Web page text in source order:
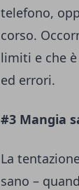
telefono,
corso.
limiti e che
ed errori.
#3 Mangia
La
sano –